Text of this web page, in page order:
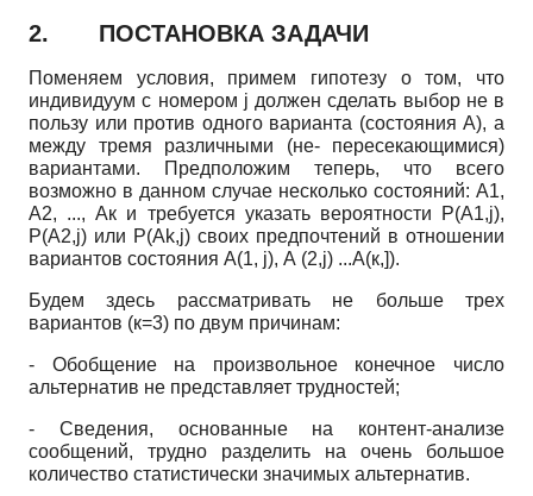
2. ПОСТАНОВКА ЗАДАЧИ
Поменяем условия, примем гипотезу о том, что
индивидуум с номером j должен сделать выбор не в
пользу или против одного варианта (состояния А), а
между тремя различными (не- пересекающимися)
вариантами. Предположим теперь, что всего
возможно в данном случае несколько состояний: А1,
А2, ..., Ак и требуется указать вероятности P(A1,j),
P(A2,j) или P(Ak,j) своих предпочтений в отношении
вариантов состояния А(1, j), А (2,j) ...А(к,]).
Будем здесь рассматривать не больше трех
вариантов (к=3) по двум причинам:
- Обобщение на произвольное конечное число
альтернатив не представляет трудностей;
- Сведения, основанные на контент-анализе
сообщений, трудно разделить на очень большое
количество статистически значимых альтернатив.